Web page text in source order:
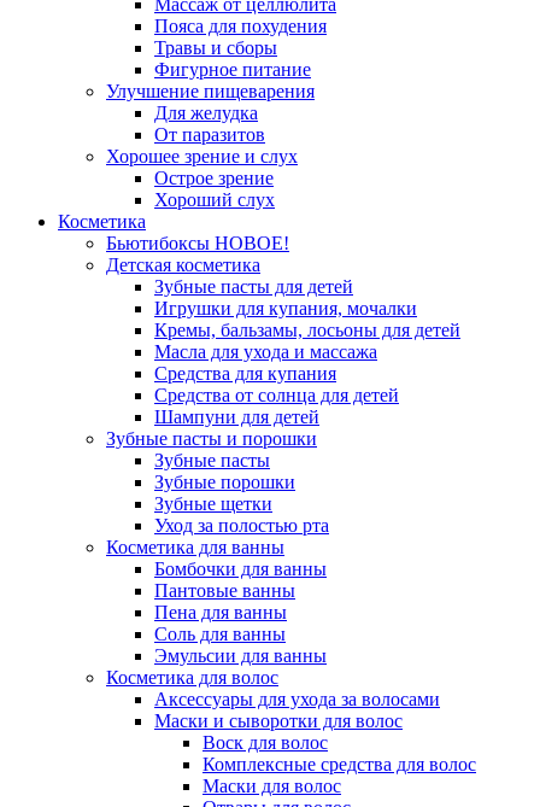
Массаж от целлюлита
Пояса для похудения
Травы и сборы
Фигурное питание
Улучшение пищеварения
Для желудка
От паразитов
Хорошее зрение и слух
Острое зрение
Хороший слух
Косметика
Бьютибоксы НОВОЕ!
Детская косметика
Зубные пасты для детей
Игрушки для купания, мочалки
Кремы, бальзамы, лосьоны для детей
Масла для ухода и массажа
Средства для купания
Средства от солнца для детей
Шампуни для детей
Зубные пасты и порошки
Зубные пасты
Зубные порошки
Зубные щетки
Уход за полостью рта
Косметика для ванны
Бомбочки для ванны
Пантовые ванны
Пена для ванны
Соль для ванны
Эмульсии для ванны
Косметика для волос
Аксессуары для ухода за волосами
Маски и сыворотки для волос
Воск для волос
Комплексные средства для волос
Маски для волос